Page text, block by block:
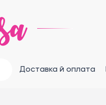
Доставка й оплата